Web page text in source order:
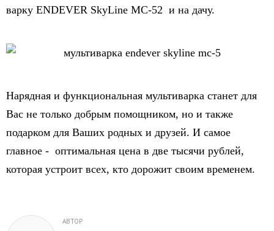
варку ENDEVER SkyLine MC-52 и на дачу.
Нарядная и функциональная мультиварка станет для
Вас не только добрым помощником, но и также
подарком для Ваших родных и друзей. И самое
главное - оптимальная цена в две тысячи рублей,
которая устроит всех, кто дорожит своим временем.
АВТОР